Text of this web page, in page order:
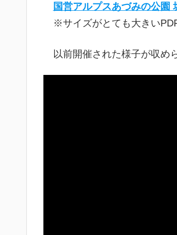
国営アルプスあづみの公園
※サイズがとても大きい
以前開催された様子が収め